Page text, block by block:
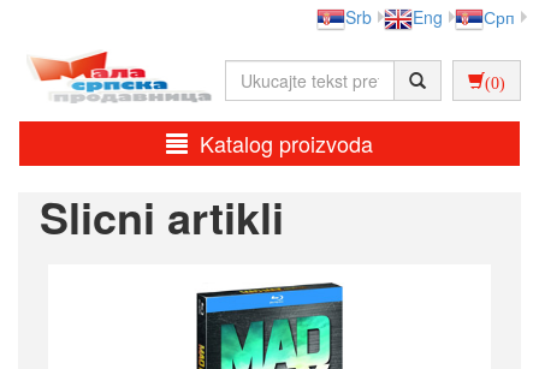
Srb Eng Срп
(0)
Katalog proizvoda
Slicni artikli